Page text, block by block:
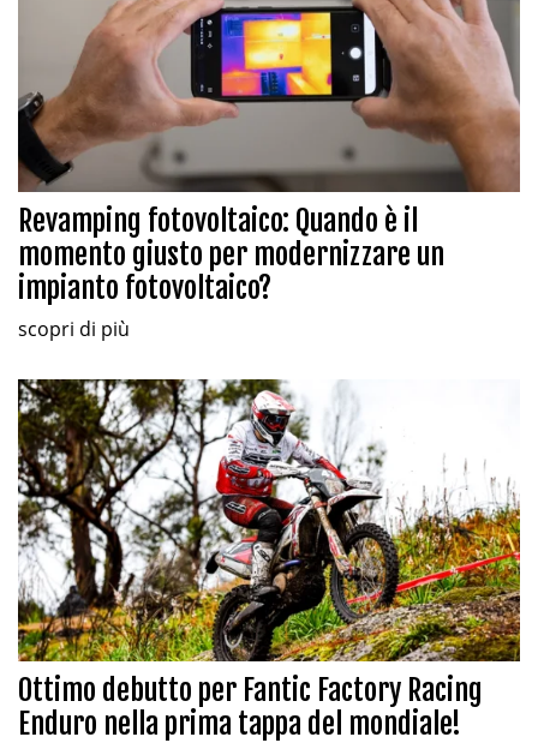
Revamping fotovoltaico: Quando è il
momento giusto per modernizzare un
impianto fotovoltaico?
scopri di più
Ottimo debutto per Fantic Factory Racing
Enduro nella prima tappa del mondiale!